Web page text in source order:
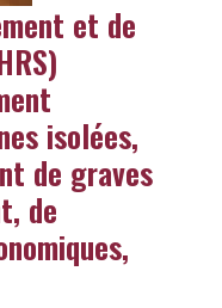
et de
isolées,
de graves
de